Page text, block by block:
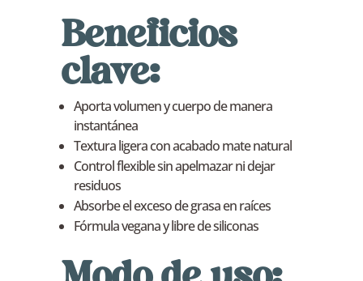
Beneficios
clave:
Aporta volumen y cuerpo de manera
instantánea
Textura ligera con acabado mate natural
Control flexible sin apelmazar ni dejar
residuos
Absorbe el exceso de grasa en raíces
Fórmula vegana y libre de siliconas